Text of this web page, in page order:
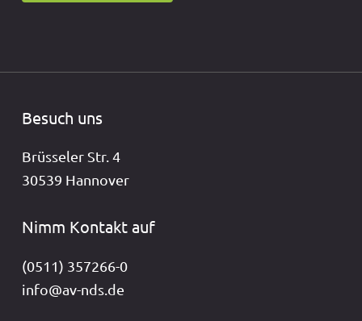
Besuch uns
Brüsseler Str. 4
30539 Hannover
Nimm Kontakt auf
(0511) 357266-0
info@av-nds.de